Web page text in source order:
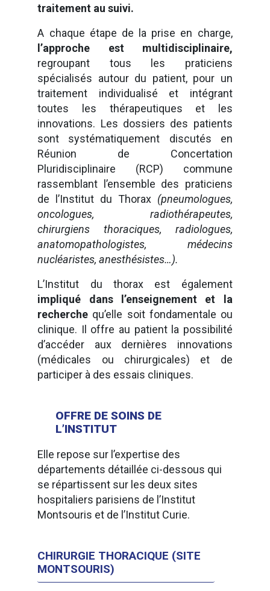
traitement au suivi.
A chaque étape de la prise en charge,
l’approche est multidisciplinaire,
regroupant tous les praticiens
spécialisés autour du patient, pour un
traitement individualisé et intégrant
toutes les thérapeutiques et les
innovations. Les dossiers des patients
sont systématiquement discutés en
Réunion de Concertation
Pluridisciplinaire (RCP) commune
rassemblant l’ensemble des praticiens
de l’Institut du Thorax (pneumologues,
oncologues, radiothérapeutes,
chirurgiens thoraciques, radiologues,
anatomopathologistes, médecins
nucléaristes, anesthésistes…).
L’Institut du thorax est également
impliqué dans l’enseignement et la
recherche qu’elle soit fondamentale ou
clinique. Il offre au patient la possibilité
d’accéder aux dernières innovations
(médicales ou chirurgicales) et de
participer à des essais cliniques.
OFFRE DE SOINS DE
L’INSTITUT
Elle repose sur l’expertise des
départements détaillée ci-dessous qui
se répartissent sur les deux sites
hospitaliers parisiens de l’Institut
Montsouris et de l’Institut Curie.
CHIRURGIE THORACIQUE (SITE
MONTSOURIS)